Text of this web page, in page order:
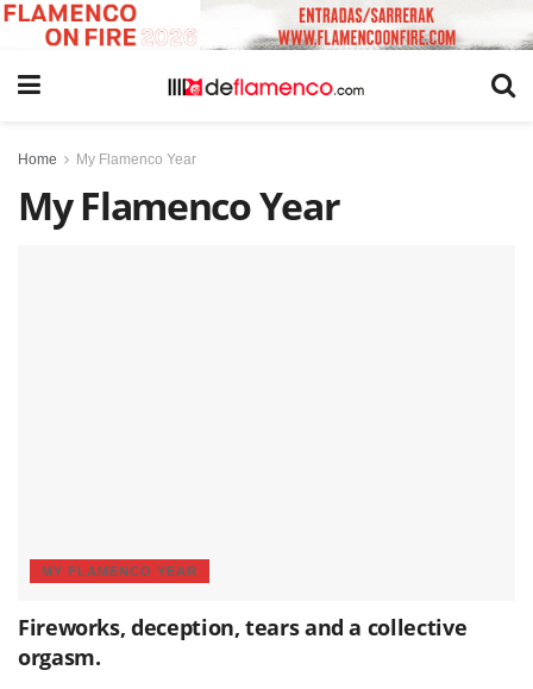
Home My Flamenco Year
My Flamenco Year
MY FLAMENCO YEAR
Fireworks, deception, tears and a collective
orgasm.